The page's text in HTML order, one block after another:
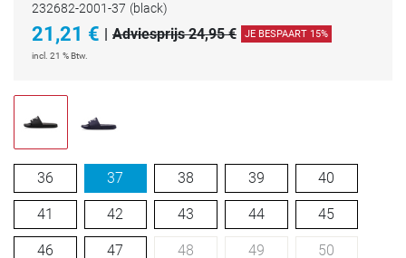
232682-2001-37 (black)
21,21 € | Adviesprijs 24,95 € JE BESPAART 15%
incl. 21 % Btw.
36 37 38 39 40
41 42 43 44 45
46 47 48 49 50